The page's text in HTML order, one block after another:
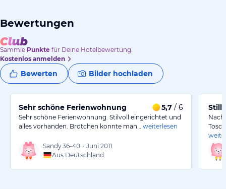
Bewertungen
Sammle Punkte für Deine Hotelbewertung.
Kostenlos anmelden
Bewerten Bilder hochladen
Sehr schöne Ferienwohnung 5,7 / 6
Sehr schöne Ferienwohnung. Stilvoll eingerichtet und
alles vorhanden. Brötchen konnte man…
weiterlesen
Sandy36-40 • Juni 2011
Aus Deutschland